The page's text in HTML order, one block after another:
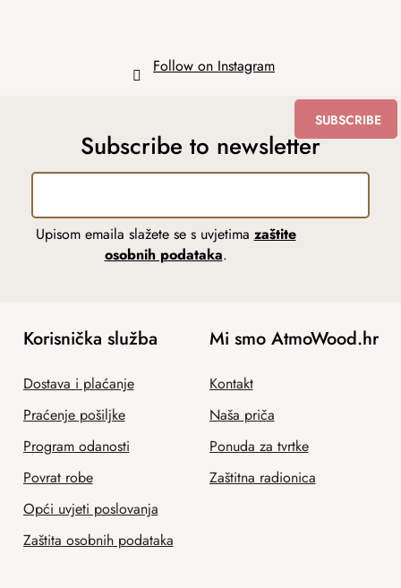
Follow on Instagram
Subscribe to newsletter
Upisom emaila slažete se s uvjetima zaštite
osobnih podataka.
SUBSCRIBE
Korisnička služba
Dostava i plaćanje
Praćenje pošiljke
Program odanosti
Povrat robe
Opći uvjeti poslovanja
Zaštita osobnih podataka
Mi smo AtmoWood.hr
Kontakt
Naša priča
Ponuda za tvrtke
Zaštitna radionica